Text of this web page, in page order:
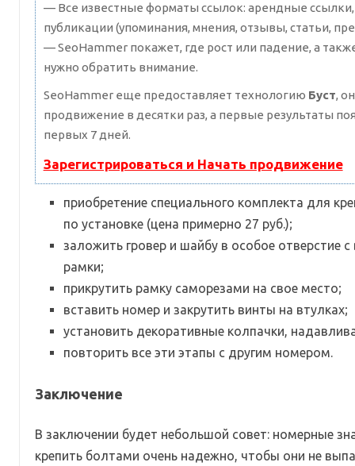
— Все известные форматы ссылок: арендные
публикации (упоминания, мнения, отзывы, статьи,
— SeoHammer покажет, где рост или падение, а
нужно обратить внимание.
SeoHammer еще предоставляет технологию Буст,
продвижение в десятки раз, а первые результаты
первых 7 дней.
Зарегистрироваться и Начать продвижение
приобретение специального комплекта для
по установке (цена примерно 27 руб.);
заложить гровер и шайбу в особое отверстие
рамки;
прикрутить рамку саморезами на свое место;
вставить номер и закрутить винты на втулках;
установить декоративные колпачки,
повторить все эти этапы с другим номером.
Заключение
В заключении будет небольшой совет: номерные
крепить болтами очень надежно, чтобы они не